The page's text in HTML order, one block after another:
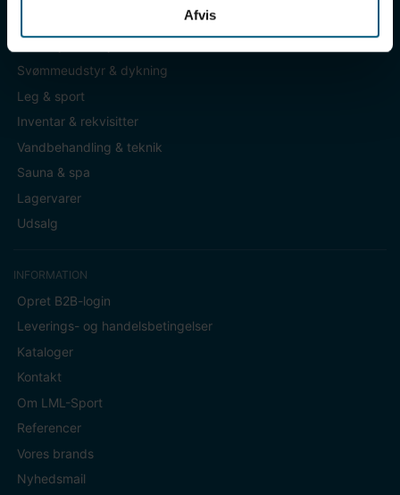
Afvis
Svømmeudstyr & dykning
Leg & sport
Inventar & rekvisitter
Vandbehandling & teknik
Sauna & spa
Lagervarer
Udsalg
INFORMATION
Opret B2B-login
Leverings- og handelsbetingelser
Kataloger
Kontakt
Om LML-Sport
Referencer
Vores brands
Nyhedsmail